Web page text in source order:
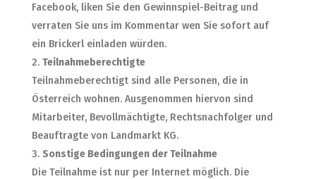
Facebook, liken Sie den Gewinnspiel-Beitrag und
verraten Sie uns im Kommentar wen Sie sofort auf
ein Brickerl einladen würden.
Teilnahmeberechtigte
Teilnahmeberechtigt sind alle Personen, die in
Österreich wohnen. Ausgenommen hiervon sind
Mitarbeiter, Bevollmächtigte, Rechtsnachfolger und
Beauftragte von Landmarkt KG.
Sonstige Bedingungen der Teilnahme
Die Teilnahme ist nur per Internet möglich. Die